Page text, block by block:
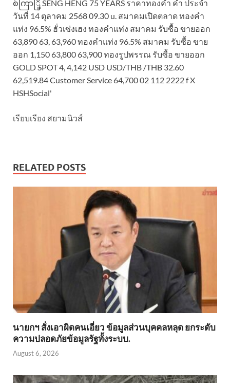
เรียบเรียง สยามนิวส์
RELATED POSTS
นายกฯ สั่งเอาผิดคนเอี่ยว ข้อมูลส่วนบุคคลหลุด ยกระดับ
ความปลอดภัยข้อมูลรัฐทั้งระบบ.
August 6, 2026